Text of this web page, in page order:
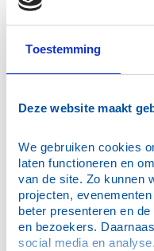
Toestemming
Deze website maakt
We gebruiken cookies
laten functioneren en
van de site. Zo kunnen
projecten,
beter presenteren en
en bezoekers.
social media en
Oud-voorzitter
Aalderink, R (Riëtta)